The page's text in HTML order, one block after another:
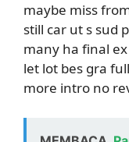
maybe miss
still car ut s sud
many ha final
let lot bes gra
more intro no